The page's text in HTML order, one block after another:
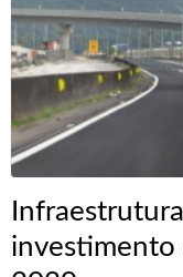
investimento